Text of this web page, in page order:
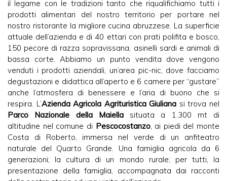
il legame con le tradizioni tanto che riqualifichiamo tutti i
prodotti alimentari del nostro territorio per portare nel
nostro ristorante la migliore cucina abruzzese. La superficie
attuale dell’azienda e di 40 ettari con prati polifita e bosco,
150 pecore di razza sopravissana, asinelli sardi e animali di
bassa corte. Abbiamo un punto vendita dove vengono
venduti i prodotti aziendali, un’area pic-nic, dove facciamo
degustazioni e didattica all’aperto e 6 camere per “gustare”
anche l’atmosfera di benessere e l’aria di buono che si
respira. L’Azienda Agricola Agrituristica Giuliana si trova nel
Parco Nazionale della Maiellasituata a 1.300 mt di
altitudine nel comune di Pescocostanzo, ai piedi del monte
Costa di Roberto, immersa nel verde di un anfiteatro
naturale del Quarto Grande. Una famiglia agricola da 6
generazioni; la cultura di un mondo rurale; per tutti, la
presentazione della famiglia, accompagnata dai racconti